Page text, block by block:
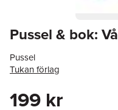
Pussel & bok:
Pussel
Tukan förlag
199 kr